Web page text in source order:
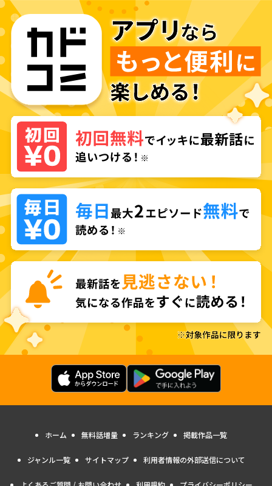
ホーム 無料話増量 ランキング 掲載作品一覧
ジャンル一覧 サイトマップ 利用者情報の外部送信について